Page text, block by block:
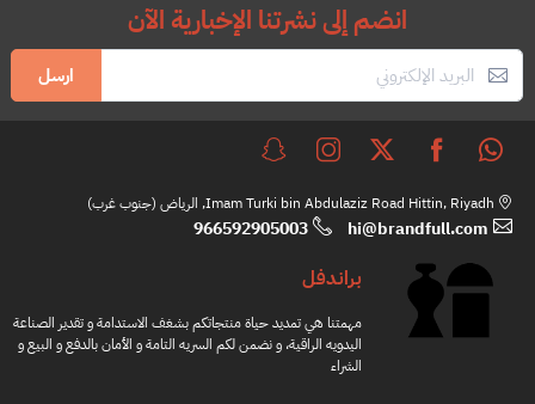
انضم إلى نشرتنا الإخبارية الآن
ارسل
Imam Turki bin Abdulaziz Road Hittin, Riyadh, الرياض (جنوب غرب)
hi@brandfull.com
966592905003
براندفل
مهمتنا هي تمديد حياة منتجاتكم بشغف الاستدامة و تقدير الصناعة
اليدويه الراقية، و نضمن لكم السريه التامة و الأمان بالدفع و البيع و
الشراء